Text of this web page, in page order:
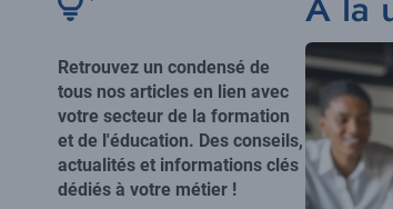
Retrouvez un condensé de
tous nos articles en lien avec
votre secteur de la formation
et de l'éducation. Des conseils,
actualités et informations clés
dédiés à votre métier !
Visuel
principal